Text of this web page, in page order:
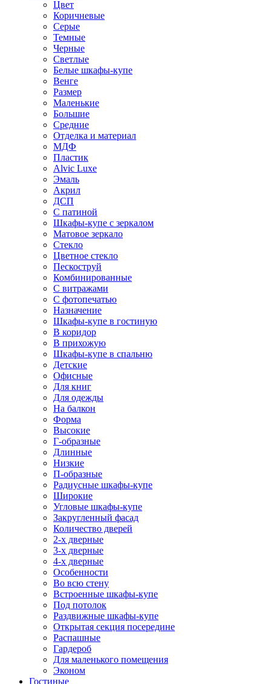
Цвет
Коричневые
Серые
Темные
Черные
Светлые
Белые шкафы-купе
Венге
Размер
Маленькие
Большие
Средние
Отделка и материал
МДФ
Пластик
Alvic Luxe
Эмаль
Акрил
ДСП
С патиной
Шкафы-купе с зеркалом
Матовое зеркало
Стекло
Цветное стекло
Пескоструй
Комбинированные
С витражами
С фотопечатью
Назначение
Шкафы-купе в гостиную
В коридор
В прихожую
Шкафы-купе в спальню
Детские
Офисные
Для книг
Для одежды
На балкон
Форма
Высокие
Г-образные
Длинные
Низкие
П-образные
Радиусные шкафы-купе
Широкие
Угловые шкафы-купе
Закругленный фасад
Количество дверей
2-х дверные
3-х дверные
4-х дверные
Особенности
Во всю стену
Встроенные шкафы-купе
Под потолок
Раздвижные шкафы-купе
Открытая секция посередине
Распашные
Гардероб
Для маленького помещения
Эконом
Гостиные